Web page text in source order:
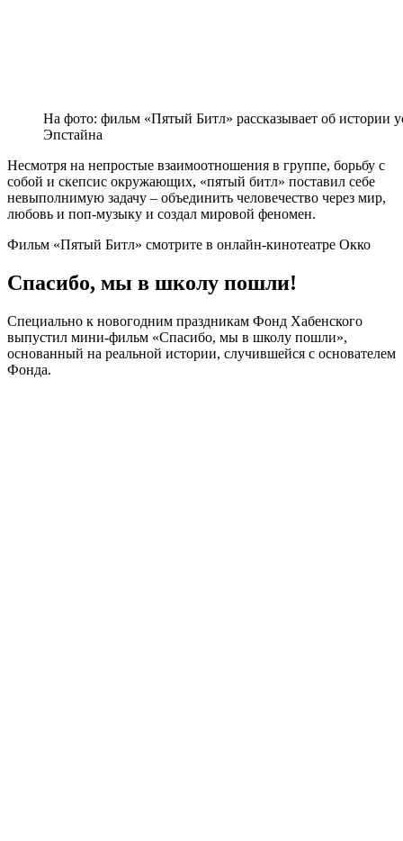
На фото: фильм «Пятый Битл» рассказывает об истории
Эпстайна
Несмотря на непростые взаимоотношения в группе, борьбу с
собой и скепсис окружающих, «пятый битл» поставил себе
невыполнимую задачу – объединить человечество через мир,
любовь и поп-музыку и создал мировой феномен.
Фильм «Пятый Битл» смотрите в онлайн-кинотеатре Окко
Спасибо, мы в школу пошли!
Специально к новогодним праздникам Фонд Хабенского
выпустил мини-фильм «Спасибо, мы в школу пошли»,
основанный на реальной истории, случившейся с основателем
Фонда.